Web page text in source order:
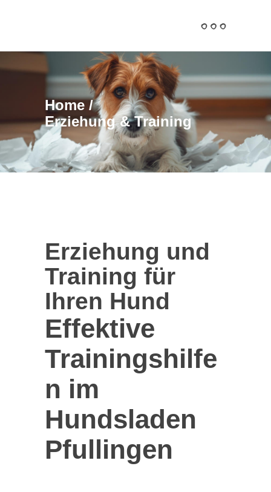
Home/
Erziehung & Training
Erziehung und
Training für
Ihren Hund
Effektive
Trainingshilfe
n im
Hundsladen
Pfullingen